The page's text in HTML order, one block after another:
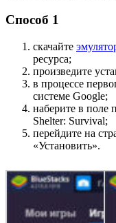
Способ 1
скачайте
ресурса;
произведите
в процессе
системе Google;
наберите в поле
Shelter: Survival;
перейдите на
«Установить».